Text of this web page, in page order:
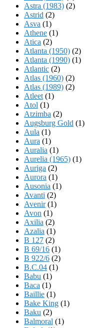
Astra (1983) (2)
Astrid (2)
Asva (1)
Athene (1)
Atica (2)
Atlanta (1950) (2)
Atlanta (1990) (1)
Atlantic (2)
Atlas (1960) (2)
Atlas (1989) (2)
Atleet (1)
Atol (1)
Atzimba (2)
Augsburg Gold (1)
Aula (1)
Aura (1)
Auralia (1)
Aurelia (1965) (1)
Auriga (2)
Aurora (1)
Ausonia (1)
Avanti (2)
Avenir(1)
Avon (1)
Axilia (2)
Azalia (1)
B 127 (2)
B 69/16 (1)
B 922/6 (2)
B.C.04 (1)
Babu (1)
Baca (1)
Baillie (1)
Bake King (1)
Baku (2)
Balmoral (1)